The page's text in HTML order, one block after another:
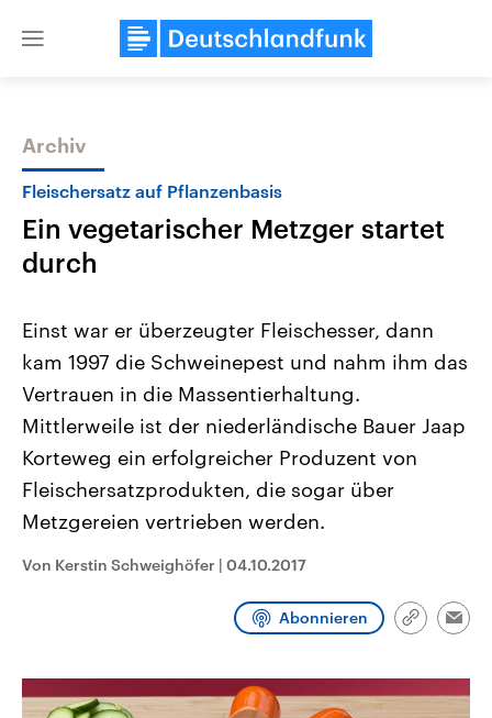
Close
Themen
Landtagswahl Sachsen-Anhalt
2026
Alle Informationen
Sachsen-Anhalt wählt am 6.
September 2026 einen neuen
Landtag. Seit 2021 wird das
Bundesland von einer Koalition aus
CDU, SPD und FDP regiert.-
Umfragen, Prognosen,
und Hintergründe zu den Parteien
und Kandidaten der anstehenden
USA
Aktuelle Beiträge,
Hintergründe
Wirtschaftlich und
gehören die Vereinigten
den mächtigsten Ländern
mit großem Einfluss auf
aktuelle Weltgeschehen.
Sendungen Programm Podcasts
Archiv
Fleischersatz auf Pflanzenbasis
Ein vegetarischer Metzger startet
durch
Einst war er überzeugter Fleischesser, dann
kam 1997 die Schweinepest und nahm ihm das
Vertrauen in die Massentierhaltung.
Mittlerweile ist der niederländische Bauer Jaap
Korteweg ein erfolgreicher Produzent von
Fleischersatzprodukten, die sogar über
Metzgereien vertrieben werden.
Von Kerstin Schweighöfer | 04.10.2017
Abonnieren
Link